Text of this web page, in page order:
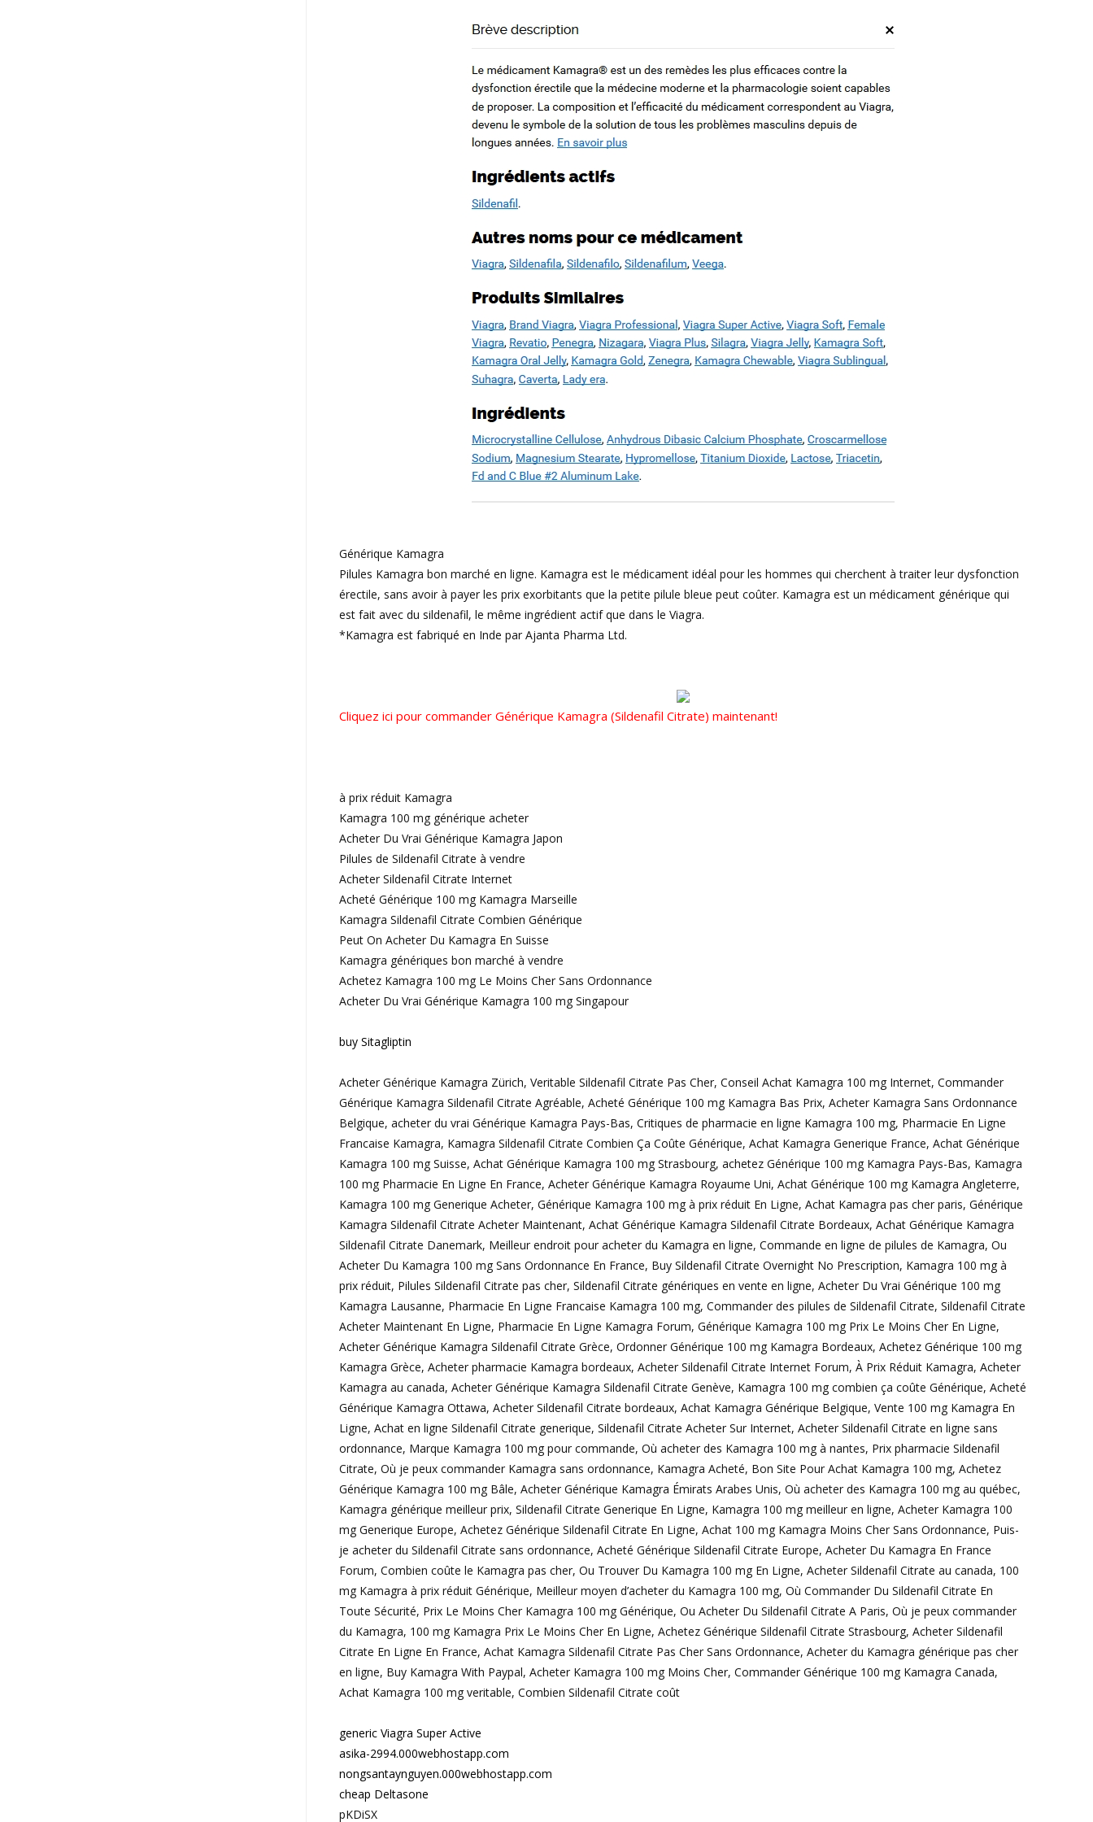
Générique Kamagra
Pilules Kamagra bon marché en ligne. Kamagra est le médicament idéal pour les hommes qui cherchent à traiter leur dysfonction
érectile, sans avoir à payer les prix exorbitants que la petite pilule bleue peut coûter. Kamagra est un médicament générique qui
est fait avec du sildenafil, le même ingrédient actif que dans le Viagra.
*Kamagra est fabriqué en Inde par Ajanta Pharma Ltd.
Cliquez ici pour commander Générique Kamagra (Sildenafil Citrate) maintenant!
à prix réduit Kamagra
Kamagra 100 mg générique acheter
Acheter Du Vrai Générique Kamagra Japon
Pilules de Sildenafil Citrate à vendre
Acheter Sildenafil Citrate Internet
Acheté Générique 100 mg Kamagra Marseille
Kamagra Sildenafil Citrate Combien Générique
Peut On Acheter Du Kamagra En Suisse
Kamagra génériques bon marché à vendre
Achetez Kamagra 100 mg Le Moins Cher Sans Ordonnance
Acheter Du Vrai Générique Kamagra 100 mg Singapour
buy Sitagliptin
Acheter Générique Kamagra Zürich, Veritable Sildenafil Citrate Pas Cher, Conseil Achat Kamagra 100 mg Internet, Commander
Générique Kamagra Sildenafil Citrate Agréable, Acheté Générique 100 mg Kamagra Bas Prix, Acheter Kamagra Sans Ordonnance
Belgique, acheter du vrai Générique Kamagra Pays-Bas, Critiques de pharmacie en ligne Kamagra 100 mg, Pharmacie En Ligne
Francaise Kamagra, Kamagra Sildenafil Citrate Combien Ça Coûte Générique, Achat Kamagra Generique France, Achat Générique
Kamagra 100 mg Suisse, Achat Générique Kamagra 100 mg Strasbourg, achetez Générique 100 mg Kamagra Pays-Bas, Kamagra
100 mg Pharmacie En Ligne En France, Acheter Générique Kamagra Royaume Uni, Achat Générique 100 mg Kamagra Angleterre,
Kamagra 100 mg Generique Acheter, Générique Kamagra 100 mg à prix réduit En Ligne, Achat Kamagra pas cher paris, Générique
Kamagra Sildenafil Citrate Acheter Maintenant, Achat Générique Kamagra Sildenafil Citrate Bordeaux, Achat Générique Kamagra
Sildenafil Citrate Danemark, Meilleur endroit pour acheter du Kamagra en ligne, Commande en ligne de pilules de Kamagra, Ou
Acheter Du Kamagra 100 mg Sans Ordonnance En France, Buy Sildenafil Citrate Overnight No Prescription, Kamagra 100 mg à
prix réduit, Pilules Sildenafil Citrate pas cher, Sildenafil Citrate génériques en vente en ligne, Acheter Du Vrai Générique 100 mg
Kamagra Lausanne, Pharmacie En Ligne Francaise Kamagra 100 mg, Commander des pilules de Sildenafil Citrate, Sildenafil Citrate
Acheter Maintenant En Ligne, Pharmacie En Ligne Kamagra Forum, Générique Kamagra 100 mg Prix Le Moins Cher En Ligne,
Acheter Générique Kamagra Sildenafil Citrate Grèce, Ordonner Générique 100 mg Kamagra Bordeaux, Achetez Générique 100 mg
Kamagra Grèce, Acheter pharmacie Kamagra bordeaux, Acheter Sildenafil Citrate Internet Forum, À Prix Réduit Kamagra, Acheter
Kamagra au canada, Acheter Générique Kamagra Sildenafil Citrate Genève, Kamagra 100 mg combien ça coûte Générique, Acheté
Générique Kamagra Ottawa, Acheter Sildenafil Citrate bordeaux, Achat Kamagra Générique Belgique, Vente 100 mg Kamagra En
Ligne, Achat en ligne Sildenafil Citrate generique, Sildenafil Citrate Acheter Sur Internet, Acheter Sildenafil Citrate en ligne sans
ordonnance, Marque Kamagra 100 mg pour commande, Où acheter des Kamagra 100 mg à nantes, Prix pharmacie Sildenafil
Citrate, Où je peux commander Kamagra sans ordonnance, Kamagra Acheté, Bon Site Pour Achat Kamagra 100 mg, Achetez
Générique Kamagra 100 mg Bâle, Acheter Générique Kamagra Émirats Arabes Unis, Où acheter des Kamagra 100 mg au québec,
Kamagra générique meilleur prix, Sildenafil Citrate Generique En Ligne, Kamagra 100 mg meilleur en ligne, Acheter Kamagra 100
mg Generique Europe, Achetez Générique Sildenafil Citrate En Ligne, Achat 100 mg Kamagra Moins Cher Sans Ordonnance, Puis-
je acheter du Sildenafil Citrate sans ordonnance, Acheté Générique Sildenafil Citrate Europe, Acheter Du Kamagra En France
Forum, Combien coûte le Kamagra pas cher, Ou Trouver Du Kamagra 100 mg En Ligne, Acheter Sildenafil Citrate au canada, 100
mg Kamagra à prix réduit Générique, Meilleur moyen d’acheter du Kamagra 100 mg, Où Commander Du Sildenafil Citrate En
Toute Sécurité, Prix Le Moins Cher Kamagra 100 mg Générique, Ou Acheter Du Sildenafil Citrate A Paris, Où je peux commander
du Kamagra, 100 mg Kamagra Prix Le Moins Cher En Ligne, Achetez Générique Sildenafil Citrate Strasbourg, Acheter Sildenafil
Citrate En Ligne En France, Achat Kamagra Sildenafil Citrate Pas Cher Sans Ordonnance, Acheter du Kamagra générique pas cher
en ligne, Buy Kamagra With Paypal, Acheter Kamagra 100 mg Moins Cher, Commander Générique 100 mg Kamagra Canada,
Achat Kamagra 100 mg veritable, Combien Sildenafil Citrate coût
generic Viagra Super Active
asika-2994.000webhostapp.com
nongsantaynguyen.000webhostapp.com
cheap Deltasone
pKDiSX